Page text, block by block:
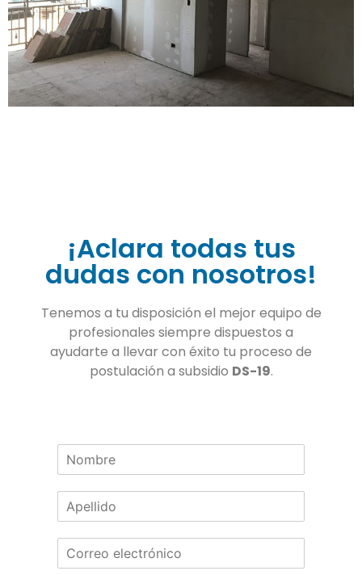
¡Aclara todas tus
dudas con nosotros!
Tenemos a tu disposición el mejor equipo de
profesionales siempre dispuestos a
ayudarte a llevar con éxito tu proceso de
postulación a subsidio DS-19.